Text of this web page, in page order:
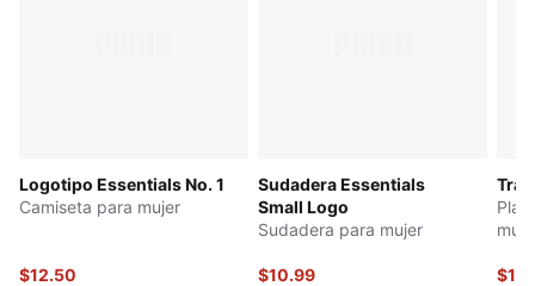
Logotipo Essentials No. 1
Camiseta para mujer
$12.50
Sudadera Essentials
Small Logo
Sudadera para mujer
$10.99